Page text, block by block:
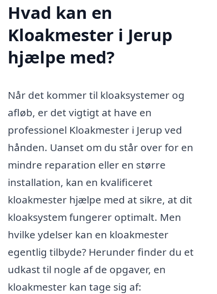
Hvad kan en
Kloakmester i Jerup
hjælpe med?
Når det kommer til kloaksystemer og
afløb, er det vigtigt at have en
professionel Kloakmester i Jerup ved
hånden. Uanset om du står over for en
mindre reparation eller en større
installation, kan en kvalificeret
kloakmester hjælpe med at sikre, at dit
kloaksystem fungerer optimalt. Men
hvilke ydelser kan en kloakmester
egentlig tilbyde? Herunder finder du et
udkast til nogle af de opgaver, en
kloakmester kan tage sig af: